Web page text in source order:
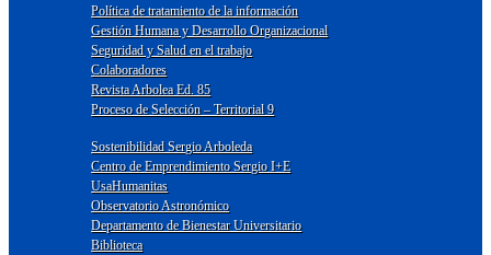
Política de tratamiento de la información
Gestión Humana y Desarrollo Organizacional
Seguridad y Salud en el trabajo
Colaboradores
Revista Arbolea Ed. 85
Proceso de Selección – Territorial 9
Sostenibilidad Sergio Arboleda
Centro de Emprendimiento Sergio I+E
UsaHumanitas
Observatorio Astronómico
Departamento de Bienestar Universitario
Biblioteca